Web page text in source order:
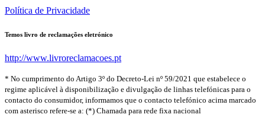
Política de Privacidade
Temos livro de reclamações eletrónico
http://www.livroreclamacoes.pt
* No cumprimento do Artigo 3º do Decreto-Lei nº 59/2021 que estabelece o
regime aplicável à disponibilização e divulgação de linhas telefónicas para o
contacto do consumidor, informamos que o contacto telefónico acima marcado
com asterisco refere-se a: (*) Chamada para rede fixa nacional